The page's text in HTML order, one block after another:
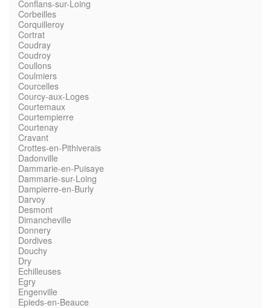
Conflans-sur-Loing
Corbeilles
Corquilleroy
Cortrat
Coudray
Coudroy
Coullons
Coulmiers
Courcelles
Courcy-aux-Loges
Courtemaux
Courtempierre
Courtenay
Cravant
Crottes-en-Pithiverais
Dadonville
Dammarie-en-Puisaye
Dammarie-sur-Loing
Dampierre-en-Burly
Darvoy
Desmont
Dimancheville
Donnery
Dordives
Douchy
Dry
Echilleuses
Egry
Engenville
Epieds-en-Beauce